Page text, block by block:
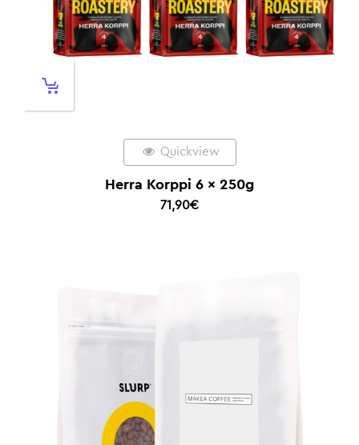
Quickview
Herra Korppi 6 x 250g
71,90€